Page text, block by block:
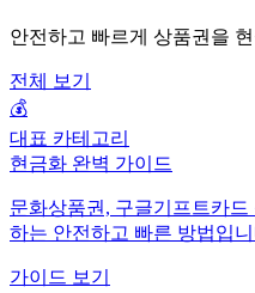
안전하고 빠르게 상품권을
전체 보기
💰
대표 카테고리
현금화 완벽 가이드
문화상품권, 구글기프트카
하는 안전하고 빠른 방법입
가이드 보기